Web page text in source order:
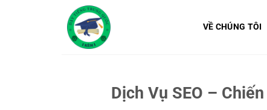
VỀ CHÚNG TÔI
Dịch Vụ SEO –